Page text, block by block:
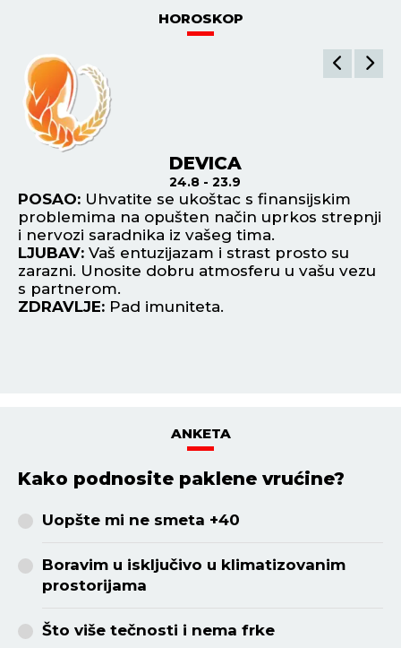
HOROSKOP
DEVICA
24.8 - 23.9
POSAO: Uhvatite se ukoštac s finansijskim
problemima na opušten način uprkos strepnji
i nervozi saradnika iz vašeg tima.
LJUBAV: Vaš entuzijazam i strast prosto su
zarazni. Unosite dobru atmosferu u vašu vezu
s partnerom.
ZDRAVLJE: Pad imuniteta.
ANKETA
Kako podnosite paklene vrućine?
Uopšte mi ne smeta +40
Boravim u isključivo u klimatizovanim
prostorijama
Što više tečnosti i nema frke